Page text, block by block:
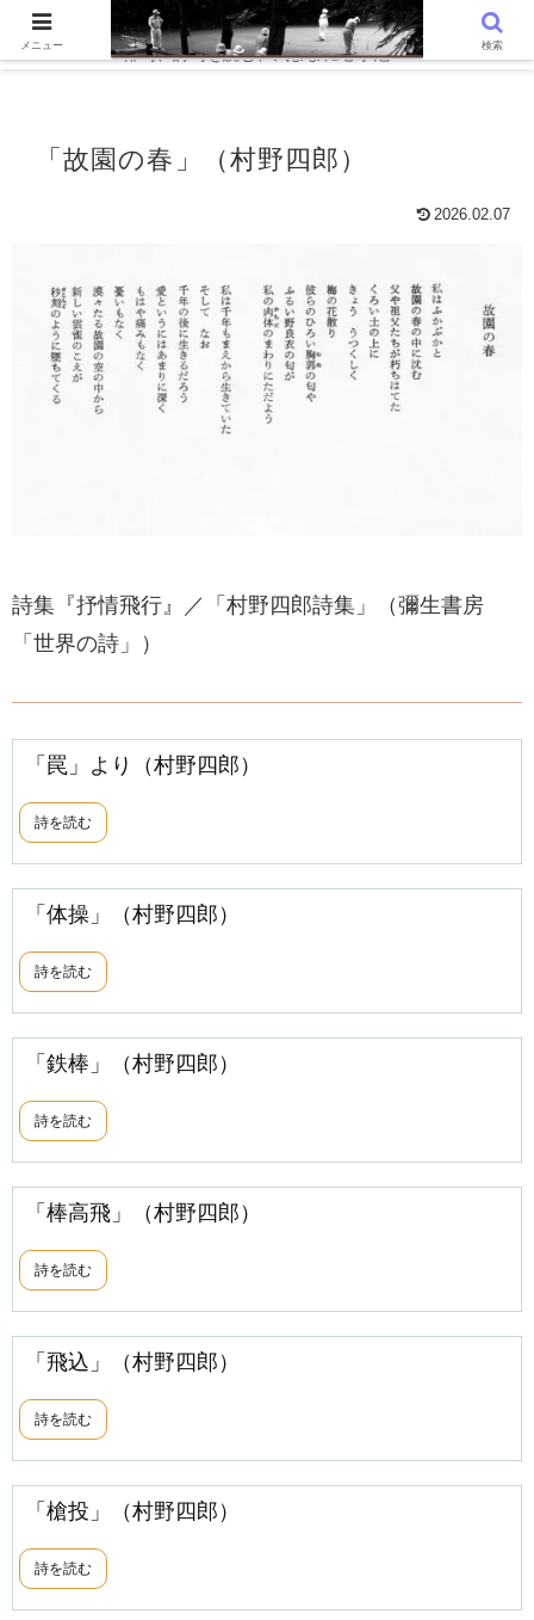
WordPressでつくる趣味の個人ブログです。〜 AIと写真を語る、写真
俳句、詩句を読む、気ままに心字池 〜
「故園の春」（村野四郎）
2026.02.07
詩集『抒情飛行』／「村野四郎詩集」（彌生書房
「世界の詩」）
「罠」より（村野四郎）
詩を読む
「体操」（村野四郎）
詩を読む
「鉄棒」（村野四郎）
詩を読む
「棒高飛」（村野四郎）
詩を読む
「飛込」（村野四郎）
詩を読む
「槍投」（村野四郎）
詩を読む
メニュー 検索